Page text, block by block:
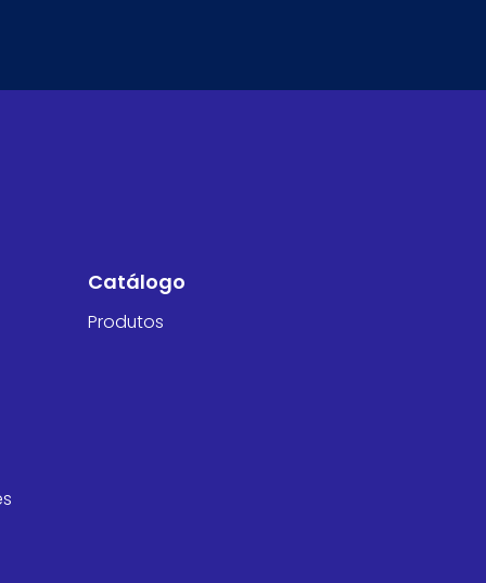
Catálogo
Produtos